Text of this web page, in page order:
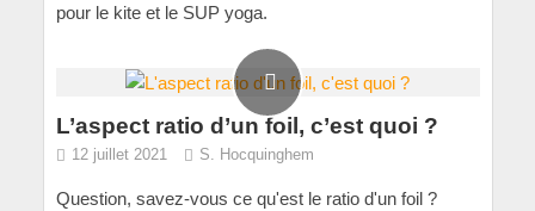
pour le kite et le SUP yoga.
L’aspect ratio d’un foil, c’est quoi ?
12 juillet 2021 S. Hocquinghem
Question, savez-vous ce qu'est le ratio d'un foil ?